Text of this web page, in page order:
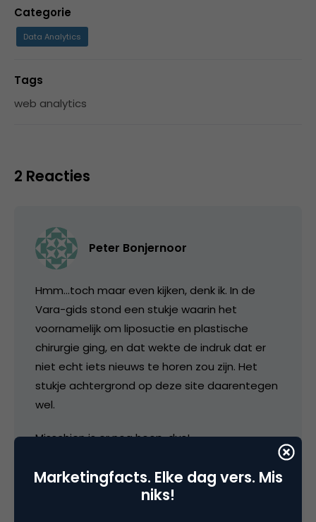
Categorie
Data Analytics
Tags
web analytics
2 Reacties
Peter Bonjernoor
Hmm…toch maar even kijken, denk ik. In de
Vara-gids stond een stukje waarin het
voornamelijk om liposuctie en plastische
chirurgie ging, en dat wekte de indruk dat er
niet echt iets nieuws te horen zou zijn. Het
stukje achtergrond op deze site daarentegen
wel.
Misschien is er nog hoop, dus!
23 april 2006 om 06:16
Marketingfacts. Elke dag vers. Mis
niks!